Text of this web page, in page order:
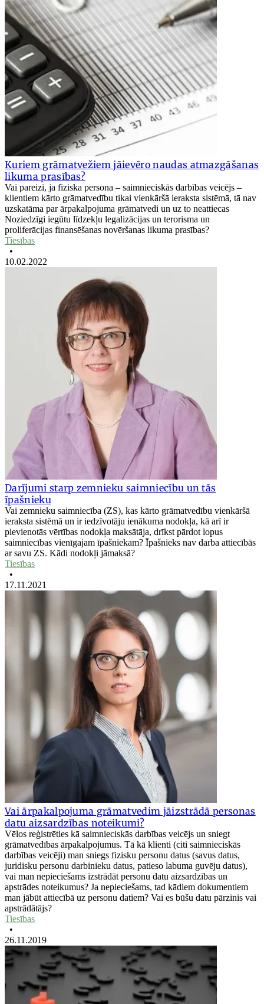
Kuriem grāmatvežiem jāievēro naudas atmazgāšanas
likuma prasības?
Vai pareizi, ja fiziska persona – saimnieciskās darbības veicējs –
klientiem kārto grāmatvedību tikai vienkāršā ieraksta sistēmā, tā nav
uzskatāma par ārpakalpojuma grāmatvedi un uz to neattiecas
Noziedzīgi iegūtu līdzekļu legalizācijas un terorisma un
proliferācijas finansēšanas novēršanas likuma prasības?
Tiesības
•
10.02.2022
Darījumi starp zemnieku saimniecību un tās
īpašnieku
Vai zemnieku saimniecība (ZS), kas kārto grāmatvedību vienkāršā
ieraksta sistēmā un ir iedzīvotāju ienākuma nodokļa, kā arī ir
pievienotās vērtības nodokļa maksātāja, drīkst pārdot lopus
saimniecības vienīgajam īpašniekam? Īpašnieks nav darba attiecībās
ar savu ZS. Kādi nodokļi jāmaksā?
Tiesības
•
17.11.2021
Vai ārpakalpojuma grāmatvedim jāizstrādā personas
datu aizsardzības noteikumi?
Vēlos reģistrēties kā saimnieciskās darbības veicējs un sniegt
grāmatvedības ārpakalpojumus. Tā kā klienti (citi saimnieciskās
darbības veicēji) man sniegs fizisku personu datus (savus datus,
juridisku personu darbinieku datus, patieso labuma guvēju datus),
vai man nepieciešams izstrādāt personu datu aizsardzības un
apstrādes noteikumus? Ja nepieciešams, tad kādiem dokumentiem
man jābūt attiecībā uz personu datiem? Vai es būšu datu pārzinis vai
apstrādātājs?
Tiesības
•
26.11.2019